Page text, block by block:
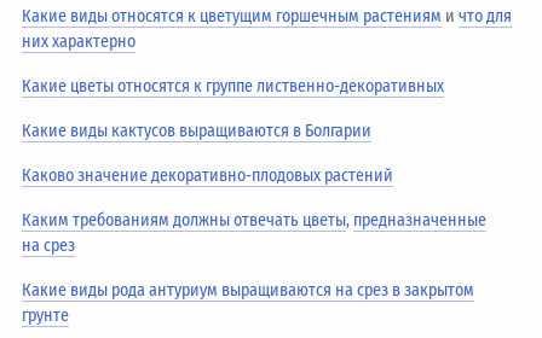
Какие виды относятся к цветущим горшечным растениям ичто для
них характерно
Какие цветы относятся к группе лиственно-декоративных
Какие виды кактусов выращиваются в Болгарии
Каково значение декоративно-плодовых растений
Каким требованиям должны отвечать цветы, предназначенные
на срез
Какие виды рода антуриум выращиваются на срез в закрытом
грунте